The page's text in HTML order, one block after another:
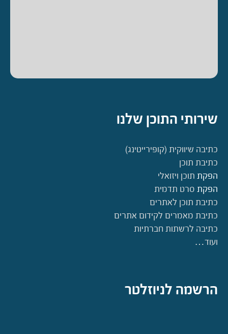
שירותי התוכן שלנו
כתיבה שיווקית (קופירייטינג)
כתיבת תוכן
הפקת תוכן ויזואלי
הפקת סרט תדמית
כתיבת תוכן לאתרים
כתיבת מאמרים לקידום אתרים
כתיבה לרשתות חברתיות
ועוד…
הרשמה לניוזלטר